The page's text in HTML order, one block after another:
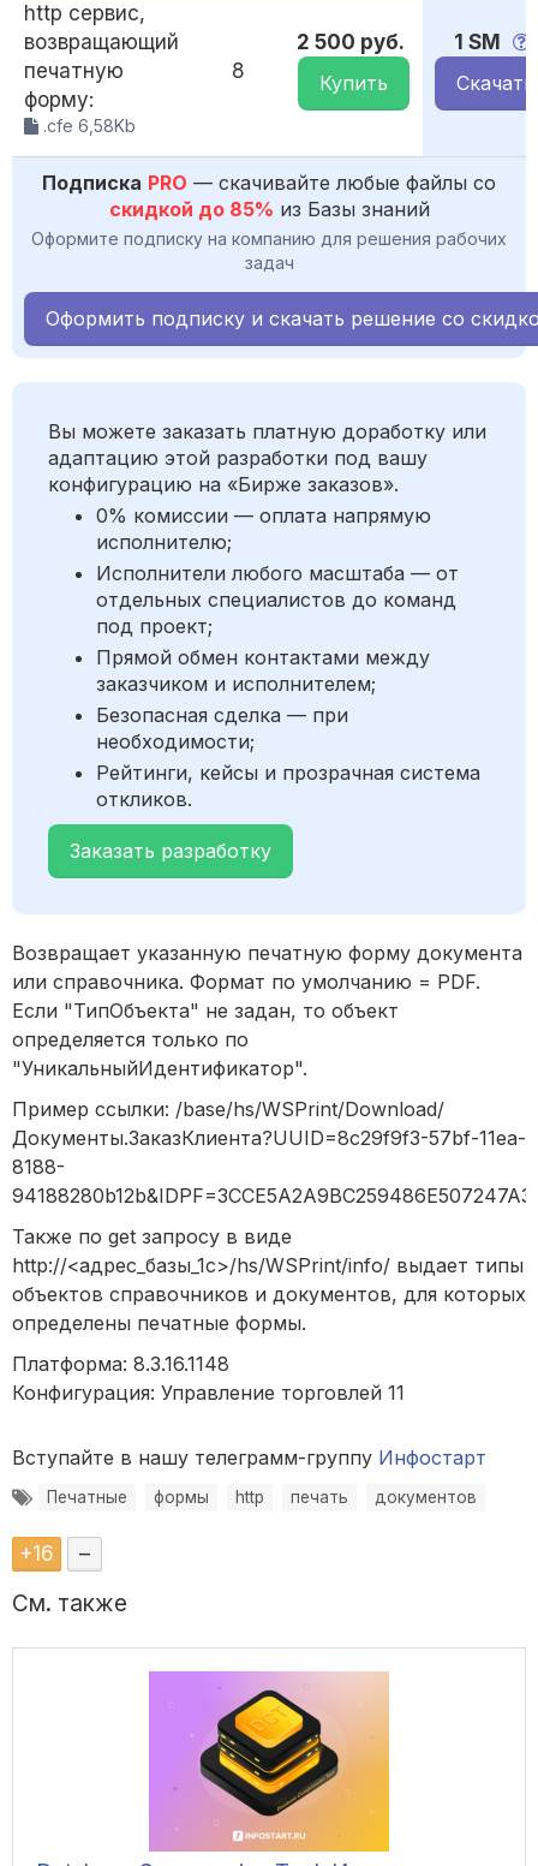
http сервис,
возвращающий
печатную
форму:
.cfe 6,58Kb
8
2 500 руб.
Купить
1 SM
Скачать
Подписка PRO — скачивайте любые файлы со
скидкой до 85% из Базы знаний
Оформите подписку на компанию для решения рабочих
задач
Оформить подписку и скачать решение со
Вы можете заказать платную доработку или
адаптацию этой разработки под вашу
конфигурацию на «Бирже заказов».
0% комиссии — оплата напрямую
исполнителю;
Исполнители любого масштаба — от
отдельных специалистов до команд
под проект;
Прямой обмен контактами между
заказчиком и исполнителем;
Безопасная сделка — при
необходимости;
Рейтинги, кейсы и прозрачная система
откликов.
Заказать разработку
Возвращает указанную печатную форму документа
или справочника. Формат по умолчанию = PDF.
Если "ТипОбъекта" не задан, то объект
определяется только по
"УникальныйИдентификатор".
Пример ссылки: /base/hs/WSPrint/Download/
Документы.ЗаказКлиента?UUID=8c29f9f3-57bf-11ea-
8188-
Также по get запросу в виде
http://<адрес_базы_1с>/hs/WSPrint/info/ выдает типы
объектов справочников и документов, для которых
определены печатные формы.
Платформа: 8.3.16.1148
Конфигурация: Управление торговлей 11
Вступайте в нашу телеграмм-группу Инфостарт
Печатные формы http печать документов
+16 –
См. также